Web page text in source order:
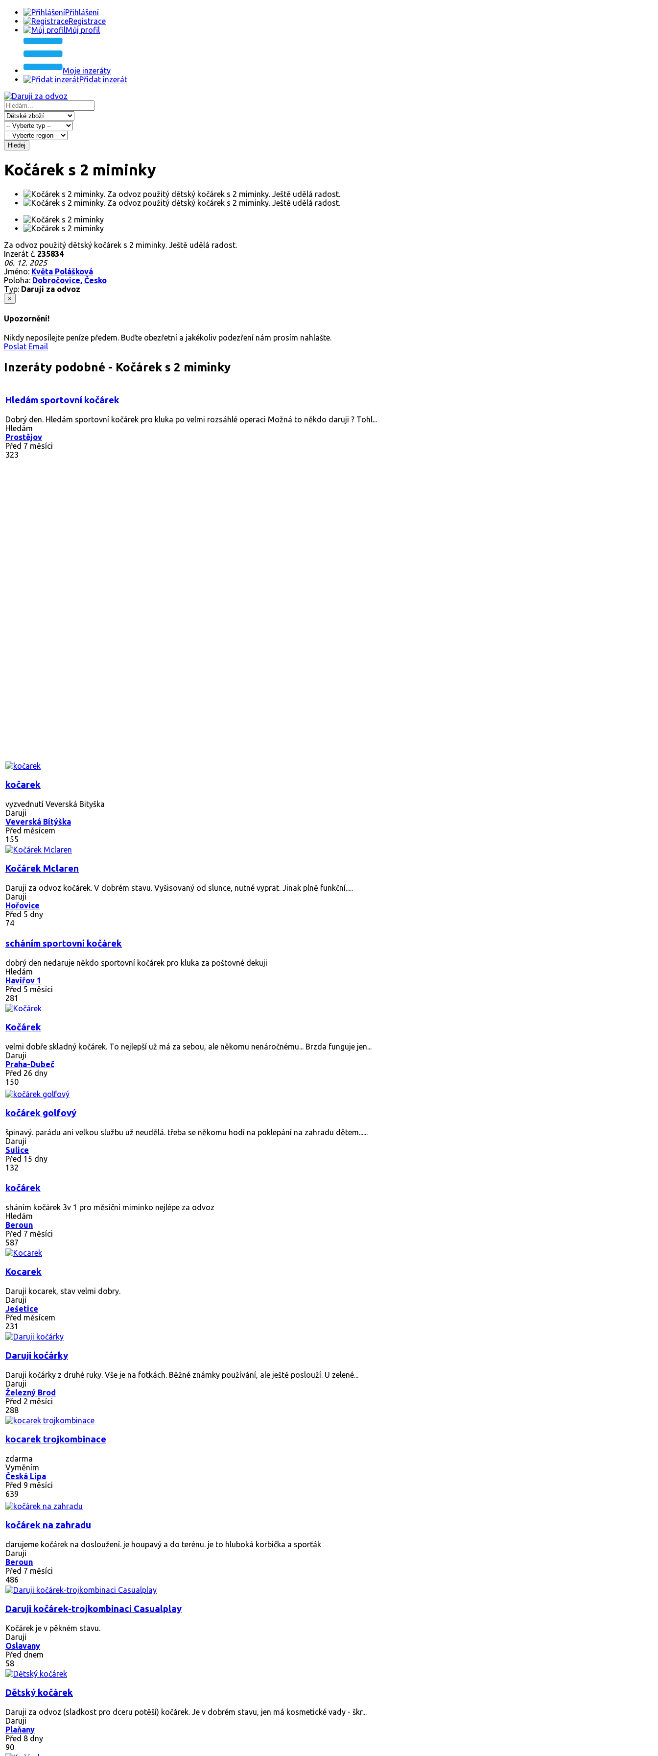
Přihlášení
Registrace
Můj profil
Moje inzeráty
Přidat inzerát
Hledej
Kočárek s 2 miminky
Za odvoz použitý dětský kočárek s 2 miminky. Ještě udělá radost.
Inzerát č. 235834
06. 12. 2025
Jméno: Květa Polášková
Poloha: Dobročovice, Česko
Typ: Daruji za odvoz
×
Upozornění!
Nikdy neposílejte peníze předem. Buďte obezřetní a jakékoliv podezření nám prosím nahlašte.
Poslat Email
Inzeráty podobné - Kočárek s 2 miminky
Hledám sportovní kočárek
Dobrý den. Hledám sportovní kočárek pro kluka po velmi rozsáhlé operaci Možná to někdo daruji ? Tohl...
Hledám
Prostějov
Před 7 měsíci
323
kočarek
vyzvednutí Veverská Bityška
Daruji
Veverská Bítýška
Před měsícem
155
Kočárek Mclaren
Daruji za odvoz kočárek. V dobrém stavu. Vyšisovaný od slunce, nutné vyprat. Jinak plně funkční.....
Daruji
Hořovice
Před 5 dny
74
scháním sportovní kočárek
dobrý den nedaruje někdo sportovní kočárek pro kluka za poštovné dekuji
Hledám
Havířov 1
Před 5 měsíci
281
Kočárek
velmi dobře skladný kočárek. To nejlepší už má za sebou, ale někomu nenáročnému... Brzda funguje jen...
Daruji
Praha-Dubeč
Před 26 dny
150
kočárek golfový
špinavý. parádu ani velkou službu už neudělá. třeba se někomu hodí na poklepání na zahradu dětem......
Daruji
Sulice
Před 15 dny
132
kočárek
sháním kočárek 3v 1 pro měsíční miminko nejlépe za odvoz
Hledám
Beroun
Před 7 měsíci
587
Kocarek
Daruji kocarek, stav velmi dobry.
Daruji
Ješetice
Před měsícem
231
Daruji kočárky
Daruji kočárky z druhé ruky. Vše je na fotkách. Běžné známky používání, ale ještě poslouží. U zelené...
Daruji
Železný Brod
Před 2 měsíci
288
kocarek trojkombinace
zdarma
Vyměním
Česká Lípa
Před 9 měsíci
639
kočárek na zahradu
darujeme kočárek na dosloužení. je houpavý a do terénu. je to hluboká korbička a sporťák
Daruji
Beroun
Před 7 měsíci
486
Daruji kočárek-trojkombinaci Casualplay
Kočárek je v pěkném stavu.
Daruji
Oslavany
Před dnem
58
Dětský kočárek
Daruji za odvoz (sladkost pro dceru potěší) kočárek. Je v dobrém stavu, jen má kosmetické vady - škr...
Daruji
Plaňany
Před 8 dny
90